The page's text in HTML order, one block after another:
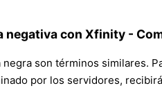
negativa con Xfinity -
negra son términos similares.
por los servidores,